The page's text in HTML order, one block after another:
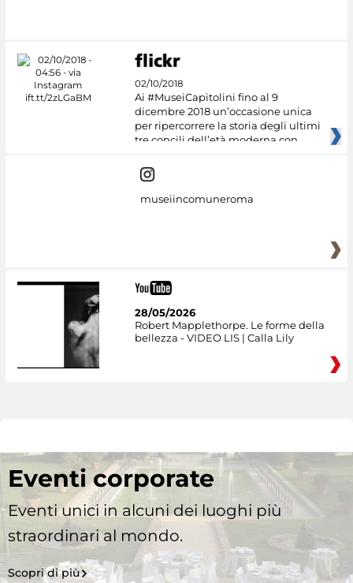
02/10/2018
Ai #MuseiCapitolini fino al 9
dicembre 2018 un’occasione unica
per ripercorrere la storia degli ultimi
tre concili dell’età moderna con
museiincomuneroma
28/05/2026
Robert Mapplethorpe. Le forme della
bellezza - VIDEO LIS | Calla Lily
Eventi corporate
Eventi unici in alcuni dei luoghi più
straordinari al mondo.
Scopri di più